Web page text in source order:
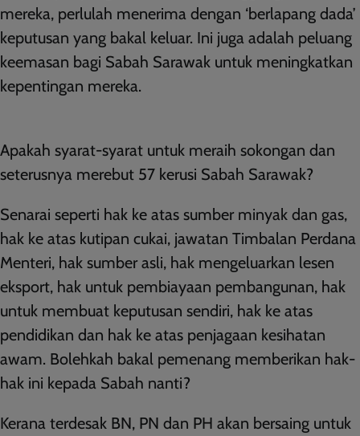
mereka, perlulah menerima dengan ‘berlapang dada’
keputusan yang bakal keluar. Ini juga adalah peluang
keemasan bagi Sabah Sarawak untuk meningkatkan
kepentingan mereka.
Apakah syarat-syarat untuk meraih sokongan dan
seterusnya merebut 57 kerusi Sabah Sarawak?
Senarai seperti hak ke atas sumber minyak dan gas,
hak ke atas kutipan cukai, jawatan Timbalan Perdana
Menteri, hak sumber asli, hak mengeluarkan lesen
eksport, hak untuk pembiayaan pembangunan, hak
untuk membuat keputusan sendiri, hak ke atas
pendidikan dan hak ke atas penjagaan kesihatan
awam. Bolehkah bakal pemenang memberikan hak-
hak ini kepada Sabah nanti?
Kerana terdesak BN, PN dan PH akan bersaing untuk